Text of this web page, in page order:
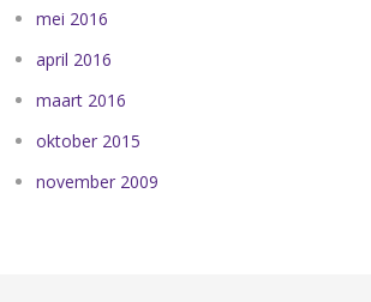
mei 2016
april 2016
maart 2016
oktober 2015
november 2009